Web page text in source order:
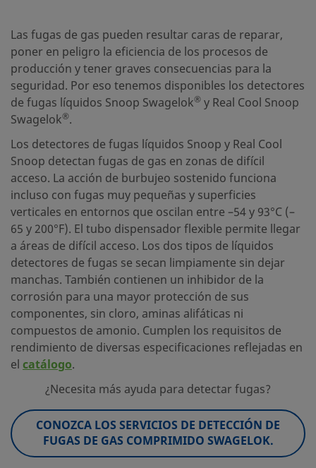
Las fugas de gas pueden resultar caras de reparar,
poner en peligro la eficiencia de los procesos de
producción y tener graves consecuencias para la
seguridad. Por eso tenemos disponibles los detectores
de fugas líquidos Snoop Swagelok® y Real Cool Snoop
Swagelok®.
Los detectores de fugas líquidos Snoop y Real Cool
Snoop detectan fugas de gas en zonas de difícil
acceso. La acción de burbujeo sostenido funciona
incluso con fugas muy pequeñas y superficies
verticales en entornos que oscilan entre –54 y 93°C (–
65 y 200°F). El tubo dispensador flexible permite llegar
a áreas de difícil acceso. Los dos tipos de líquidos
detectores de fugas se secan limpiamente sin dejar
manchas. También contienen un inhibidor de la
corrosión para una mayor protección de sus
componentes, sin cloro, aminas alifáticas ni
compuestos de amonio. Cumplen los requisitos de
rendimiento de diversas especificaciones reflejadas en
el catálogo.
¿Necesita más ayuda para detectar fugas?
CONOZCA LOS SERVICIOS DE DETECCIÓN DE
FUGAS DE GAS COMPRIMIDO SWAGELOK.